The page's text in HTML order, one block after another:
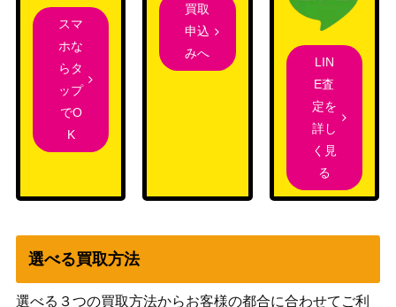
スマ
ホな
らタ
ップ
でO
K
買取
申込
みへ
LIN
E査
定を
詳し
く見
る
選べる買取方法
選べる３つの買取方法からお客様の都合に合わせてご利